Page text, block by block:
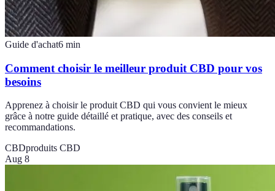
Guide d'achat6 min
Comment choisir le meilleur produit CBD pour vos
besoins
Apprenez à choisir le produit CBD qui vous convient le mieux
grâce à notre guide détaillé et pratique, avec des conseils et
recommandations.
CBDproduits CBD
Aug 8